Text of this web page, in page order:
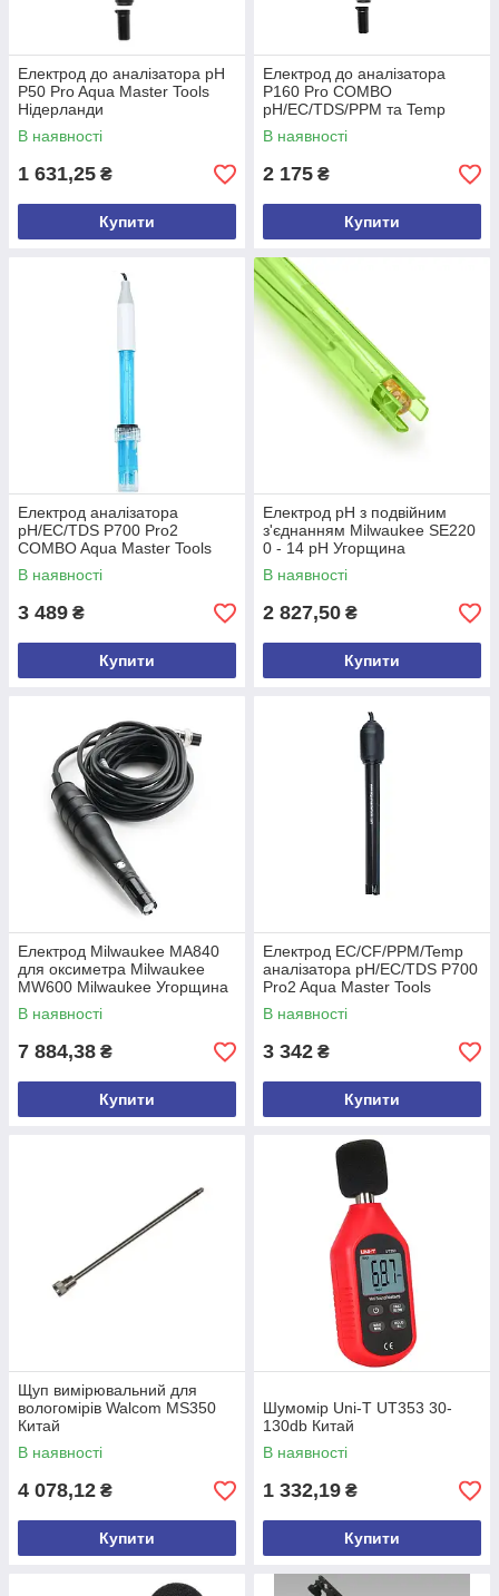
Електрод до аналізатора pH
P50 Pro Aqua Master Tools
Нідерланди
В наявності
1 631,25 ₴
Купити
Електрод до аналізатора
P160 Pro COMBO
pH/EC/TDS/PPM та Temp
метр Aqua Master Tools
Нідерланди
В наявності
2 175 ₴
Купити
Електрод аналізатора
рН/EC/TDS P700 Pro2
COMBO Aqua Master Tools
Нідерланди
В наявності
3 489 ₴
Купити
Електрод pH з подвійним
з'єднанням Milwaukee SE220
0 - 14 pH Угорщина
В наявності
2 827,50 ₴
Купити
Електрод Milwaukee MA840
для оксиметра Milwaukee
MW600 Milwaukee Угорщина
В наявності
7 884,38 ₴
Купити
Електрод EC/CF/PPM/Temp
аналізатора рН/EC/TDS P700
Pro2 Aqua Master Tools
Нідерланди
В наявності
3 342 ₴
Купити
Щуп вимірювальний для
вологомірів Walcom MS350
Китай
В наявності
4 078,12 ₴
Купити
Шумомір Uni-T UT353 30-
130db Китай
В наявності
1 332,19 ₴
Купити